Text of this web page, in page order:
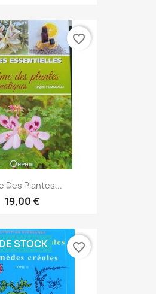
Des Plantes...
19,00 €
favorite_border
STOCK favorite_border